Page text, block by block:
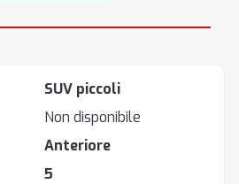
SUV piccoli
Non disponibile
Anteriore
5